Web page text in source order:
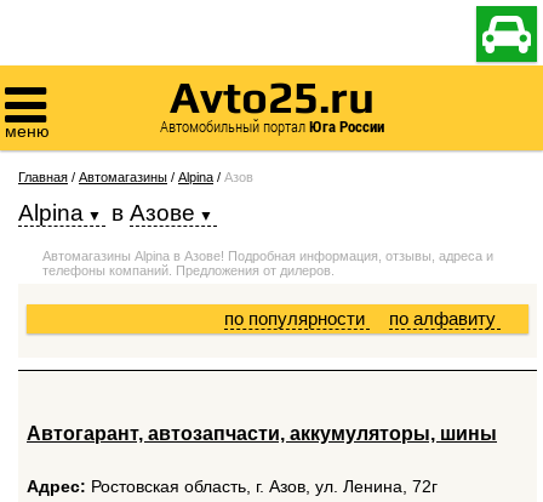


меню
Avto25.ru
Автомобильный порталЮга России
Главная / Автомагазины / Alpina / Азов
Alpina в Азове
Автомагазины Alpina в Азове! Подробная информация, отзывы, адреса и
телефоны компаний. Предложения от дилеров.
по алфавиту
по популярности
Автогарант, автозапчасти, аккумуляторы, шины
Адрес: Ростовская область, г. Азов, ул. Ленина, 72г